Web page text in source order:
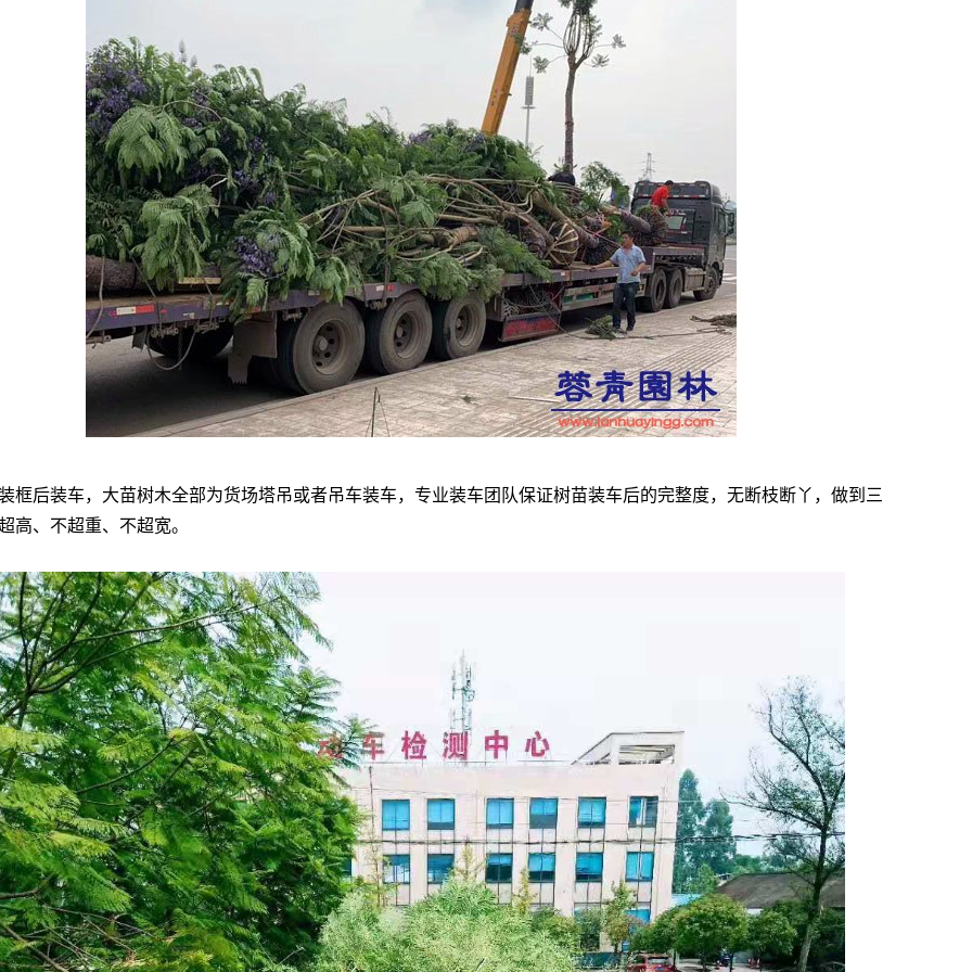
框后装车，大苗树木全部为货场塔吊或者吊车装车，专业装车团队保证树苗装车后的完整度，无断枝断丫，做到三
高、不超重、不超宽。